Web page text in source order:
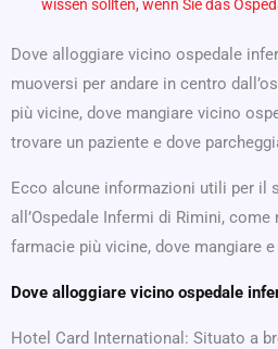
wissen sollten, wenn Sie das
Dove alloggiare vicino ospedale
muoversi per andare in centro
più vicine, dove mangiare vicino
trovare un paziente e dove
Ecco alcune informazioni utili per il
all’Ospedale Infermi di Rimini,
farmacie più vicine, dove mangiare
Dove alloggiare vicino ospedale
Hotel Card International: Situato a